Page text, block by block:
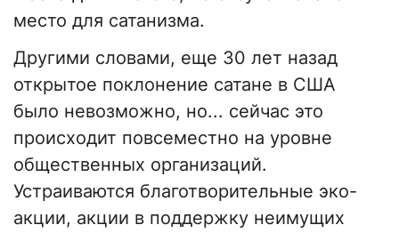
место для сатанизма.
Другими словами, еще 30 лет назад
открытое поклонение сатане в США
было невозможно, но... сейчас это
происходит повсеместно на уровне
общественных организаций.
Устраиваются благотворительные эко-
акции, акции в поддержку неимущих